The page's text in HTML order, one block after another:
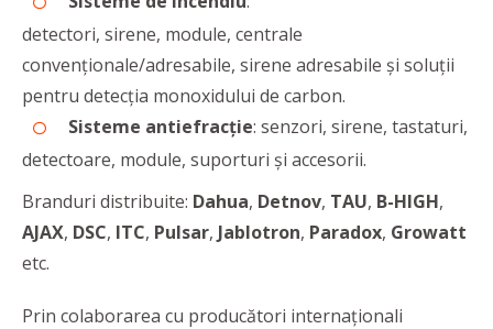
detectori, sirene, module, centrale
convenționale/adresabile, sirene adresabile și soluții
pentru detecția monoxidului de carbon.
Sisteme antiefracție: senzori, sirene, tastaturi,
detectoare, module, suporturi și accesorii.
Branduri distribuite: Dahua, Detnov, TAU, B-HIGH,
AJAX, DSC, ITC, Pulsar, Jablotron, Paradox, Growatt
etc.
Prin colaborarea cu producători internaționali